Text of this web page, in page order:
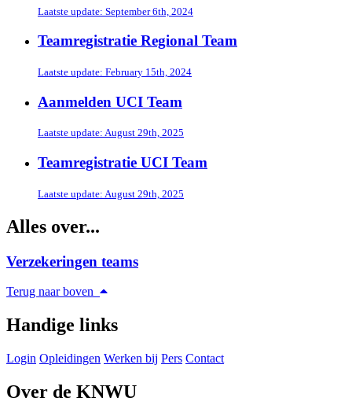
Laatste update: September 6th, 2024
Teamregistratie Regional Team
Laatste update: February 15th, 2024
Aanmelden UCI Team
Laatste update: August 29th, 2025
Teamregistratie UCI Team
Laatste update: August 29th, 2025
Alles over...
Verzekeringen teams
Terug naar boven
Handige links
Login Opleidingen Werken bij Pers Contact
Over de KNWU